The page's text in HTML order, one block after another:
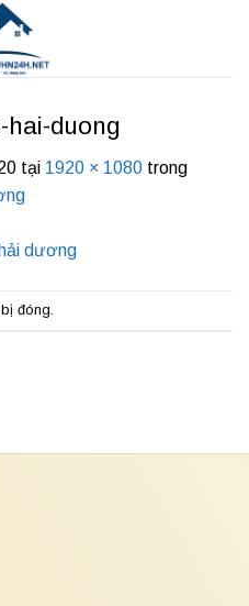
hai-duong
tại 1920 × 1080 trong
đóng.